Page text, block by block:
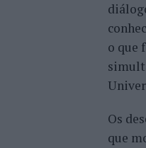
o que
Os
que